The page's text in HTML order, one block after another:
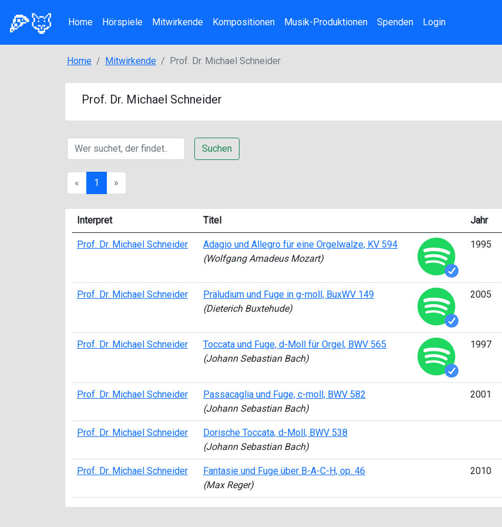
🍕🦊 Home Hörspiele Mitwirkende Kompositionen Musik-Produktionen Spenden Login
Home Mitwirkende Prof. Dr. Michael Schneider
Prof. Dr. Michael Schneider
Suchen
« Previous
1 »
Interpret Titel Jahr
Prof. Dr. Michael Schneider
Adagio und Allegro für eine Orgelwalze, KV 594
(Wolfgang Amadeus Mozart)
1995
Prof. Dr. Michael Schneider
Präludium und Fuge in g-moll, BuxWV 149
(Dieterich Buxtehude)
2005
Prof. Dr. Michael Schneider
Toccata und Fuge, d-Moll für Orgel, BWV 565
(Johann Sebastian Bach)
1997
Prof. Dr. Michael Schneider
Passacaglia und Fuge, c-moll, BWV 582
(Johann Sebastian Bach)
2001
Prof. Dr. Michael Schneider
Dorische Toccata, d-Moll, BWV 538
(Johann Sebastian Bach)
Prof. Dr. Michael Schneider
Fantasie und Fuge über B-A-C-H, op. 46
(Max Reger)
2010